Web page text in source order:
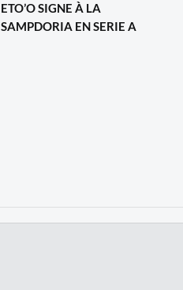
ETO’O SIGNE À LA
SAMPDORIA EN SERIE A